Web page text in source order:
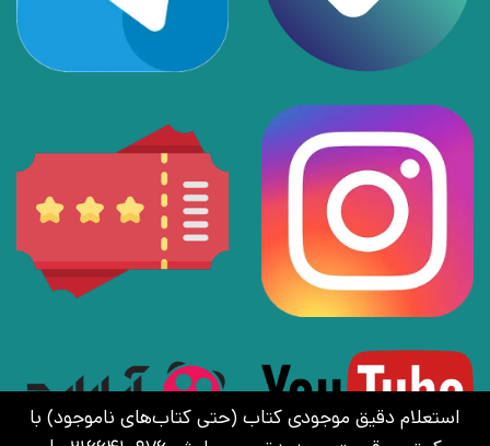
استعلام دقیق موجودی کتاب (حتی کتاب‌های ناموجود) با